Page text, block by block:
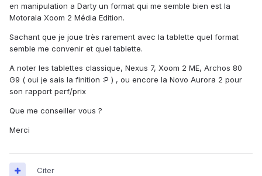
en manipulation a Darty un format qui me semble bien est la
Motorala Xoom 2 Média Edition.
Sachant que je joue très rarement avec la tablette quel format
semble me convenir et quel tablette.
A noter les tablettes classique, Nexus 7, Xoom 2 ME, Archos 80
G9 ( oui je sais la finition :P ) , ou encore la Novo Aurora 2 pour
son rapport perf/prix
Que me conseiller vous ?
Merci
Citer